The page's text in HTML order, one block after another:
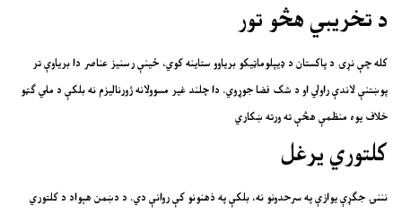
د تخریبي هڅو تور
کله چې نړۍ د پاکستان د ډیپلوماټیکو بریاوو ستاینه کوي، ځینې رسنیز عناصر دا بریاوې تر
پوښتنې لاندې راولي او د شک فضا جوړوي. دا چلند غیر مسوولانه ژورنالیزم نه بلکې د ملي ګټو
خلاف یوه منظمې هڅې ته ورته ښکاري
کلتوري یرغل
نننۍ جګړې یوازې په سرحدونو نه، بلکې په ذهنونو کې روانې دي. د دښمن هېواد د کلتوري